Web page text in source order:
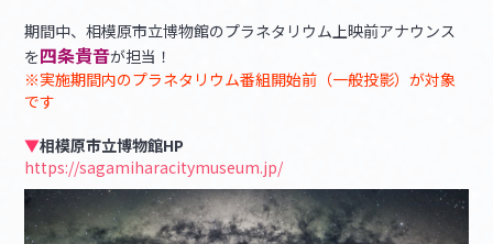
期間中、相模原市立博物館のプラネタリウム上映前アナウンス
を四条貴音が担当！
※実施期間内のプラネタリウム番組開始前（一般投影）が対象
です
▼相模原市立博物館HP
https://sagamiharacitymuseum.jp/